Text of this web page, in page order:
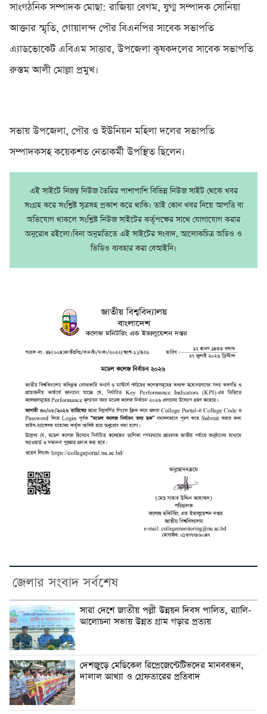
সাংগঠনিক সম্পাদক মোছা: রাজিয়া বেগম, যুগ্ম সম্পাদক সোনিয়া
আক্তার স্মৃতি, গোয়ালন্দ পৌর বিএনপির সাবেক সভাপতি
এ‍্যাডভোকেট এবিএম সাত্তার, উপজেলা কৃষকদলের সাবেক সভাপতি
রুস্তম আলী মোল্লা প্রমুখ।
সভায় উপজেলা, পৌর ও ইউনিয়ন মহিলা দলের সভাপতি
সম্পাদকসহ কয়েকশত নেতাকর্মী উপস্থিত ছিলেন।
এই সাইটে নিজম্ব নিউজ তৈরির পাশাপাশি বিভিন্ন নিউজ সাইট থেকে খবর
সংগ্রহ করে সংশ্লিষ্ট সূত্রসহ প্রকাশ করে থাকি। তাই কোন খবর নিয়ে আপত্তি বা
অভিযোগ থাকলে সংশ্লিষ্ট নিউজ সাইটের কর্তৃপক্ষের সাথে যোগাযোগ করার
অনুরোধ রইলো।বিনা অনুমতিতে এই সাইটের সংবাদ, আলোকচিত্র অডিও ও
ভিডিও ব্যবহার করা বেআইনি।
জেলার সংবাদ সর্বশেষ
সারা দেশে জাতীয় পল্লী উন্নয়ন দিবস পালিত, র‍্যালি-
আলোচনা সভায় উন্নত গ্রাম গড়ার প্রত্যয়
দেশজুড়ে মেডিকেল রিপ্রেজেন্টেটিভদের মানববন্ধন,
দালাল আখ্যা ও গ্রেফতারের প্রতিবাদ